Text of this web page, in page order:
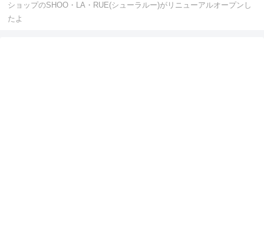
ショップのSHOO・LA・RUE(シューラルー)がリニューアルオープンし
たよ